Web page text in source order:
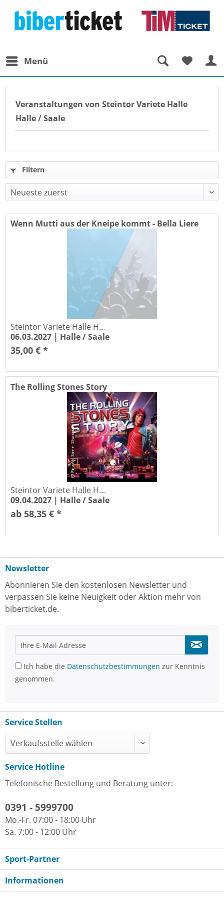
Menü
Veranstaltungen von Steintor Variete Halle
Halle / Saale
Filtern
Wenn Mutti aus der Kneipe kommt - Bella Liere
Steintor Variete Halle H...
06.03.2027 | Halle / Saale
35,00 € *
The Rolling Stones Story
Steintor Variete Halle H...
09.04.2027 | Halle / Saale
ab 58,35 € *
Newsletter
Abonnieren Sie den kostenlosen Newsletter und
verpassen Sie keine Neuigkeit oder Aktion mehr von
biberticket.de.
Ich habe die Datenschutzbestimmungen zur Kenntnis
genommen.
Service Stellen
Service Hotline
Telefonische Bestellung und Beratung unter:
0391 - 5999700
Mo.-Fr. 07:00 - 18:00 Uhr
Sa. 7:00 - 12:00 Uhr
Sport-Partner
Informationen